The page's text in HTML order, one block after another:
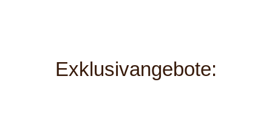
Exklusivangebote: